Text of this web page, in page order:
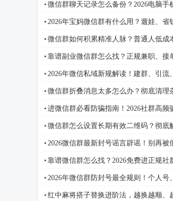
微信群聊天记录怎么备份？2026电脑手
2026年宝妈微信群有什么用？遛娃、省
微信群如何积累精准人脉？普通人低成
靠谱副业微信群怎么找？正规兼职、接
2026年微信私域新规解读！建群、引流
微信群折叠消息太多怎么办？彻底清理
进微信群必看防骗指南！2026社群高频
微信群怎么设置长期有效二维码？彻底
2026微信群最新封号谣言辟谣！别再被
靠谱微信群怎么找？2026免费进正规社
2026年微信群防封号最全规则！个人
红中麻将搭子替换进阶法，越换越顺、